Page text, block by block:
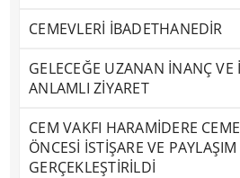
CEMEVLERİ İBADETHANEDİR
GELECEĞE UZANAN İNANÇ VE
ANLAMLI ZİYARET
CEM VAKFI HARAMİDERE
ÖNCESİ İSTİŞARE VE
GERÇEKLEŞTİRİLDİ